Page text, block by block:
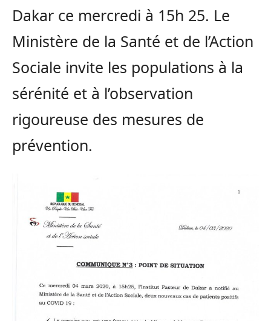
Dakar ce mercredi à 15h 25. Le
Ministère de la Santé et de l’Action
Sociale invite les populations à la
sérénité et à l’observation
rigoureuse des mesures de
prévention.